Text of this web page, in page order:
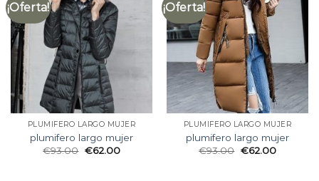
¡Oferta!
PLUMIFERO LARGO MUJER
plumifero largo mujer
€93.00 €62.00
¡Oferta!
PLUMIFERO LARGO MUJER
plumifero largo mujer
€93.00 €62.00